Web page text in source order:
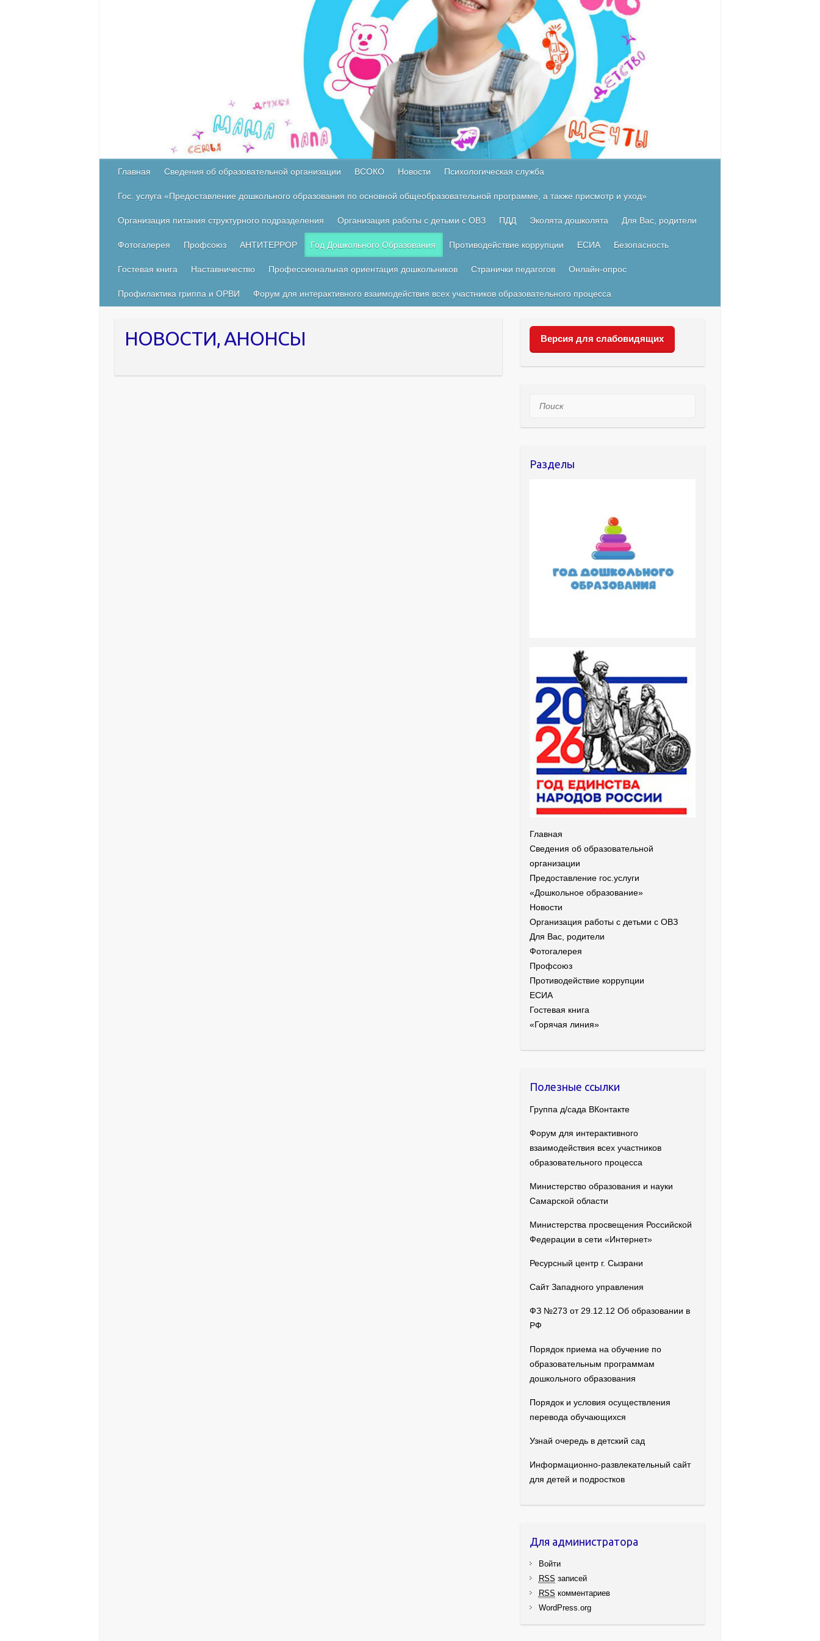
Главная Сведения об образовательной организации ВСОКО Новости Психологическая служба
Гос. услуга «Предоставление дошкольного образования по основной общеобразовательной программе, а также присмотр и уход»
Организация питания структурного подразделения Организация работы с детьми с ОВЗ ПДД Эколята дошколята Для Вас, родители
Фотогалерея Профсоюз АНТИТЕРРОР Год Дошкольного Образования Противодействие коррупции ЕСИА Безопасность
Гостевая книга Наставничество Профессиональная ориентация дошкольников Странички педагогов Онлайн-опрос
Профилактика гриппа и ОРВИ Форум для интерактивного взаимодействия всех участников образовательного процесса
НОВОСТИ, АНОНСЫ Версия для слабовидящих
Поиск
Разделы
Главная
Сведения об образовательной
организации
Предоставление гос.услуги
«Дошкольное образование»
Новости
Организация работы с детьми с ОВЗ
Для Вас, родители
Фотогалерея
Профсоюз
Противодействие коррупции
ЕСИА
Гостевая книга
«Горячая линия»
Полезные ссылки
Группа д/сада ВКонтакте
Форум для интерактивного
взаимодействия всех участников
образовательного процесса
Министерство образования и науки
Самарской области
Министерства просвещения Российской
Федерации в сети «Интернет»
Ресурсный центр г. Сызрани
Сайт Западного управления
ФЗ №273 от 29.12.12 Об образовании в
РФ
Порядок приема на обучение по
образовательным программам
дошкольного образования
Порядок и условия осуществления
перевода обучающихся
Узнай очередь в детский сад
Информационно-развлекательный сайт
для детей и подростков
Для администратора
Войти
RSS записей
RSS комментариев
WordPress.org